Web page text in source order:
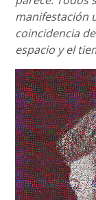
manifestación
coincidencia
espacio y el